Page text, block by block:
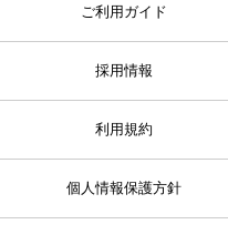
ご利用ガイド
採用情報
利用規約
個人情報保護方針